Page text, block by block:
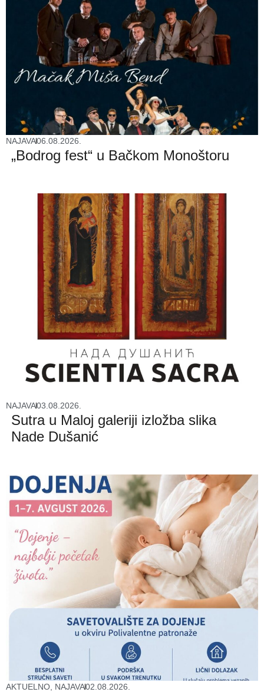
NAJAVA06.08.2026.
„Bodrog fest“ u Bačkom Monoštoru
NAJAVA03.08.2026.
Sutra u Maloj galeriji izložba slika
Nade Dušanić
AKTUELNO NAJAVA02.08.2026.